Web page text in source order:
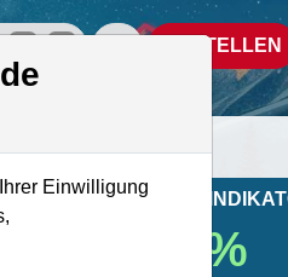
Social Media-Accounts
Aktien- undBESTELLEN
MONKEY-TRADER
47.8 %
Einwilligung